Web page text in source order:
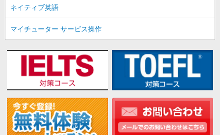
ネイティブ英語
マイチューター サービス操作